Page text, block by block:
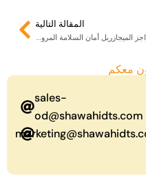
المقالة التالية
معكم
sales-
od@shawahidts.com